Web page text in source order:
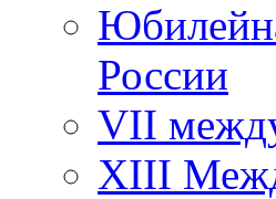
России
VII
XIII